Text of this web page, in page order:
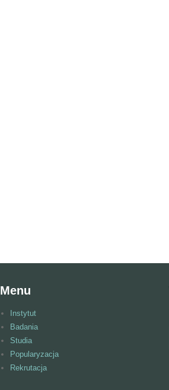
Menu
Instytut
Badania
Studia
Popularyzacja
Rekrutacja